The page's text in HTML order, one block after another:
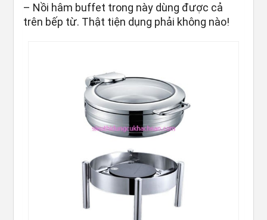
– Nồi hâm buffet trong này dùng được cả
trên bếp từ. Thật tiện dụng phải không nào!